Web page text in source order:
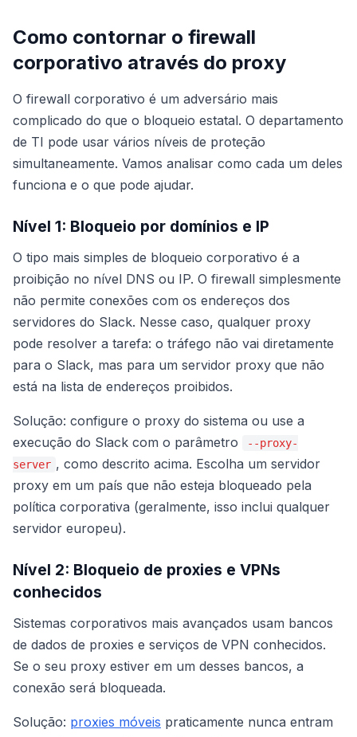
Como contornar o firewall
corporativo através do proxy
O firewall corporativo é um adversário mais
complicado do que o bloqueio estatal. O departamento
de TI pode usar vários níveis de proteção
simultaneamente. Vamos analisar como cada um deles
funciona e o que pode ajudar.
Nível 1: Bloqueio por domínios e IP
O tipo mais simples de bloqueio corporativo é a
proibição no nível DNS ou IP. O firewall simplesmente
não permite conexões com os endereços dos
servidores do Slack. Nesse caso, qualquer proxy
pode resolver a tarefa: o tráfego não vai diretamente
para o Slack, mas para um servidor proxy que não
está na lista de endereços proibidos.
Solução: configure o proxy do sistema ou use a
execução do Slack com o parâmetro
--proxy-
server , como descrito acima. Escolha um servidor
proxy em um país que não esteja bloqueado pela
política corporativa (geralmente, isso inclui qualquer
servidor europeu).
Nível 2: Bloqueio de proxies e VPNs
conhecidos
Sistemas corporativos mais avançados usam bancos
de dados de proxies e serviços de VPN conhecidos.
Se o seu proxy estiver em um desses bancos, a
conexão será bloqueada.
Solução: proxies móveis praticamente nunca entram